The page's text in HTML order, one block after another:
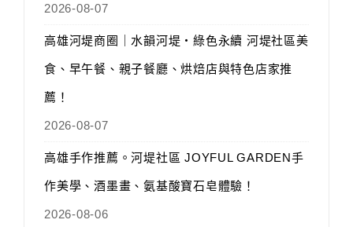
2026-08-07
高雄河堤商圈｜水韻河堤‧綠色永續 河堤社區美
食、早午餐、親子餐廳、烘焙店與特色店家推
薦！
2026-08-07
高雄手作推薦。河堤社區 JOYFUL GARDEN手
作美學、酒墨畫、氨基酸寶石皂體驗！
2026-08-06